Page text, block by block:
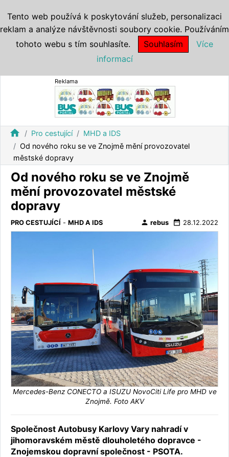
Reklama
home Pro cestující
MHD a IDS
Od nového roku se ve Znojmě mění provozovatel
městské dopravy
Od nového roku se ve Znojmě
mění provozovatel městské
dopravy
PRO CESTUJÍCÍ - MHD A IDS person rebus date_range 28.12.2022
Mercedes-Benz CONECTO a ISUZU NovoCiti Life pro MHD ve
Znojmě. Foto AKV
Společnost Autobusy Karlovy Vary nahradí v
jihomoravském městě dlouholetého dopravce -
Znojemskou dopravní společnost - PSOTA.
Tento web používá k poskytování služeb, personalizaci
reklam a analýze návštěvnosti soubory cookie. Používáním
tohoto webu s tím souhlasíte.
Souhlasím
Více
informací